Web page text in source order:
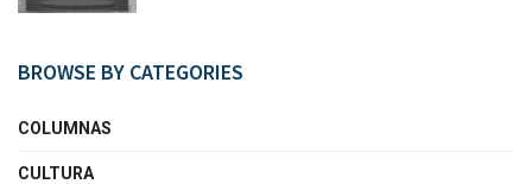
BROWSE BY CATEGORIES
COLUMNAS
CULTURA